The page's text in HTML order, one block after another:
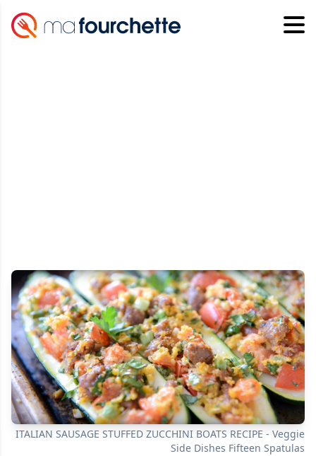
ITALIAN SAUSAGE STUFFED ZUCCHINI BOATS RECIPE - Veggie
Side Dishes Fifteen Spatulas